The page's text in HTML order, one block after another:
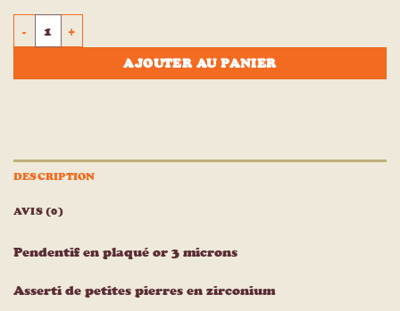
AJOUTER AU PANIER
DESCRIPTION
AVIS (0)
Pendentif en plaqué or 3 microns
Asserti de petites pierres en zirconium